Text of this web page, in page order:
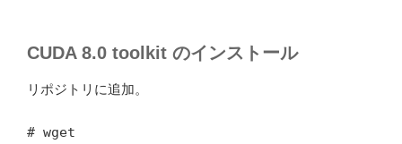
CUDA 8.0 toolkit のインストール
リポジトリに追加。
# wget